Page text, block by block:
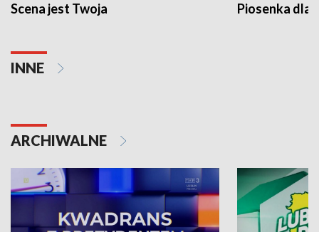
Scena jest Twoja Piosenka dla
INNE
ARCHIWALNE